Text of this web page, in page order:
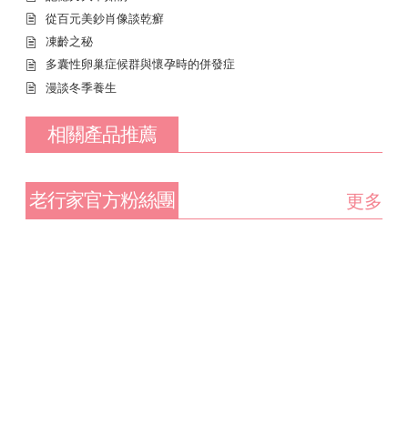
從百元美鈔肖像談乾癬
凍齡之秘
多囊性卵巢症候群與懷孕時的併發症
漫談冬季養生
相關產品推薦
老行家官方粉絲團 更多